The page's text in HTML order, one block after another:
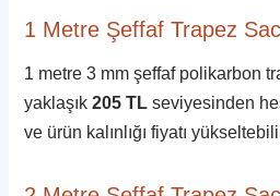
1 Metre Şeffaf Trapez
1 metre 3 mm şeffaf polikarbon
yaklaşık205 TL seviyesinden
ve ürün kalınlığı fiyatı